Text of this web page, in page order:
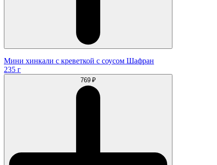
Мини хинкали с креветкой с соусом Шафран
235 г
769 ₽